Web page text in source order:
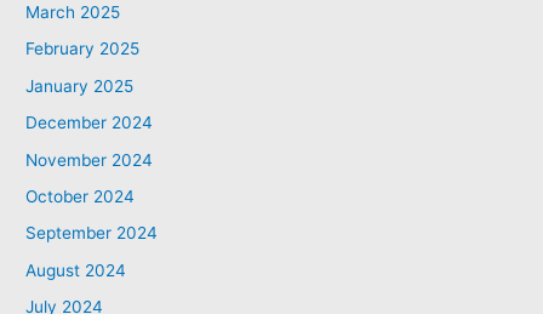
March 2025
February 2025
January 2025
December 2024
November 2024
October 2024
September 2024
August 2024
July 2024